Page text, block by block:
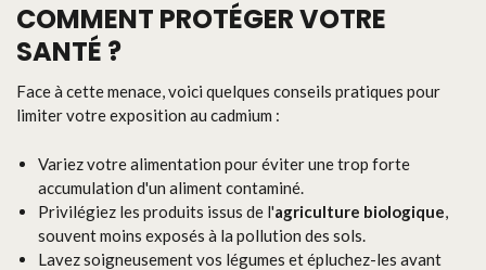
COMMENT PROTÉGER VOTRE
SANTÉ ?
Face à cette menace, voici quelques conseils pratiques pour
limiter votre exposition au cadmium :
Variez votre alimentation pour éviter une trop forte
accumulation d'un aliment contaminé.
Privilégiez les produits issus de l'agriculture biologique,
souvent moins exposés à la pollution des sols.
Lavez soigneusement vos légumes et épluchez-les avant